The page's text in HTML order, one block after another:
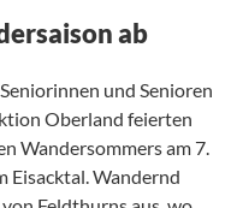
ab
und Senioren
Oberland feierten
Wandersommers am 7.
Eisacktal. Wandernd